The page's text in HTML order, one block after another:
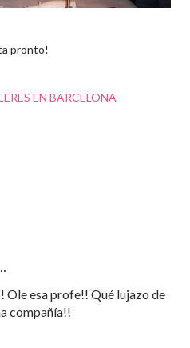
pronto!
EN BARCELONA
Ole esa profe!! Qué lujazo de
compañía!!